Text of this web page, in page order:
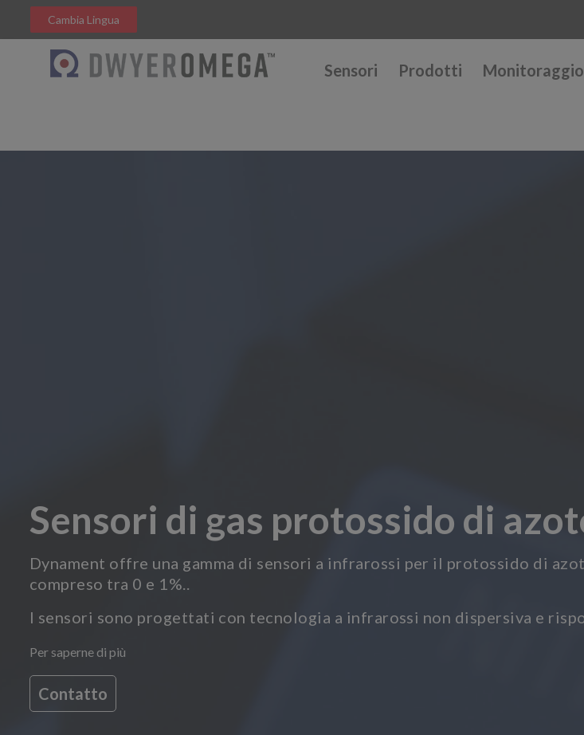
Cambia Lingua
Sensori Prodotti Monitoraggio
Sensori di gas protossido di
Dynament offre una gamma di sensori a infrarossi per il protossido di
compreso tra 0 e 1%..
I sensori sono progettati con tecnologia a infrarossi non dispersiva e
Per saperne di più
Contatto